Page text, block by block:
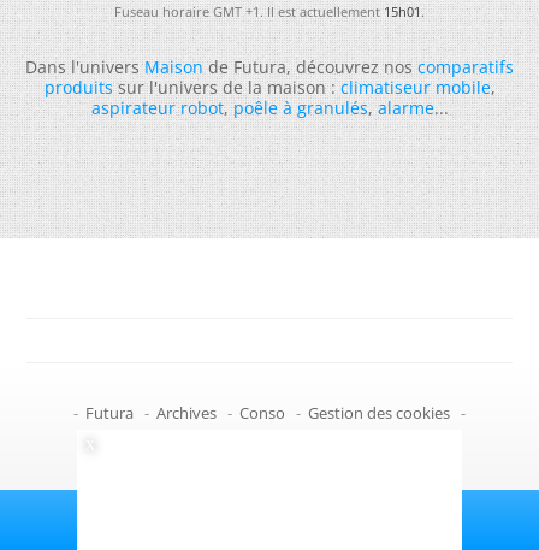
Fuseau horaire GMT +1. Il est actuellement15h01.
Dans l'universMaisonde Futura, découvrez noscomparatifs
produitssur l'univers de la maison :climatiseur mobile,
aspirateur robot,poêle à granulés,alarme...
- Futura - Archives - Conso - Gestion des cookies -